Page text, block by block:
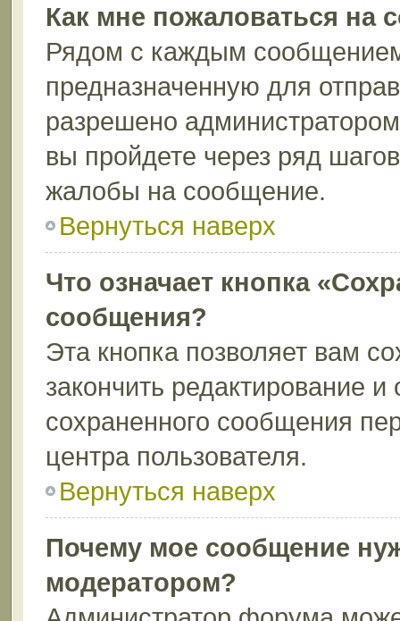
Как мне пожаловаться на
Рядом с каждым
предназначенную для
разрешено
вы пройдете через ряд
жалобы на сообщение.
Вернуться наверх
Что означает кнопка
сообщения?
Эта кнопка позволяет вам
закончить редактирование
сохраненного сообщения
центра пользователя.
Вернуться наверх
Почему мое сообщение
модератором?